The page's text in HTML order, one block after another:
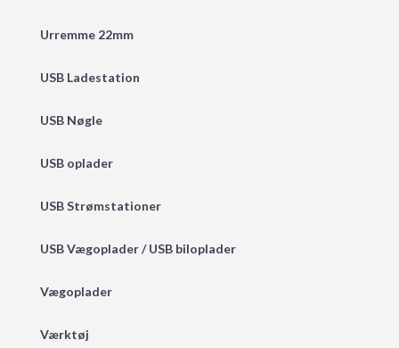
Urremme 22mm
USB Ladestation
USB Nøgle
USB oplader
USB Strømstationer
USB Vægoplader / USB biloplader
Vægoplader
Værktøj